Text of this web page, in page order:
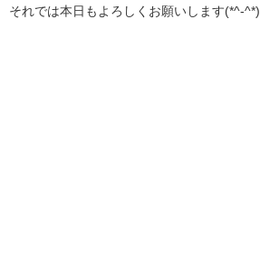
それでは本日もよろしくお願いします(*^-^*)